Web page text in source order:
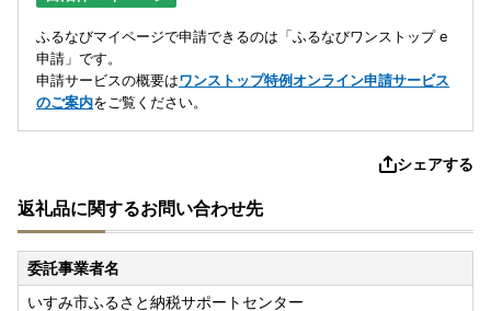
ふるなびマイページで申請できるのは「ふるなびワンストップ e
申請」です。
申請サービスの概要はワンストップ特例オンライン申請サービス
のご案内をご覧ください。
シェアする
返礼品に関するお問い合わせ先
委託事業者名
いすみ市ふるさと納税サポートセンター